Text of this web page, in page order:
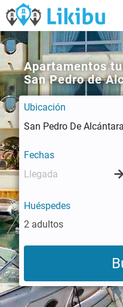
Apartamentos
San Pedro de
Ubicación
Fechas
Huéspedes
2 adultos